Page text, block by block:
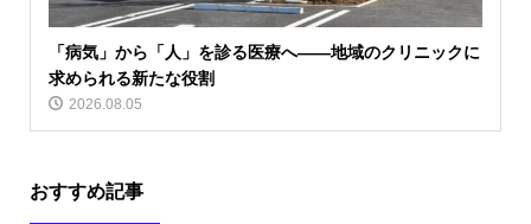
「病気」から「人」を診る医療へ――地域のクリニックに
求められる新たな役割
2026.08.05
おすすめ記事